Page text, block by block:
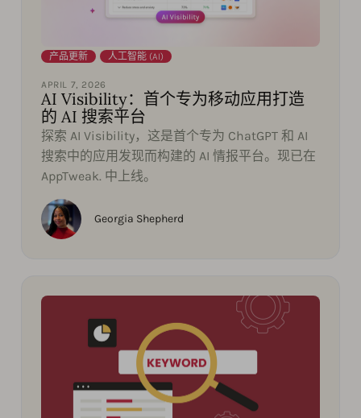
产品更新 人工智能 (AI)
APRIL 7, 2026
AI Visibility：首个专为移动应用打造
的 AI 搜索平台
探索 AI Visibility，这是首个专为 ChatGPT 和 AI
搜索中的应用发现而构建的 AI 情报平台。现已在
AppTweak. 中上线。
Georgia Shepherd